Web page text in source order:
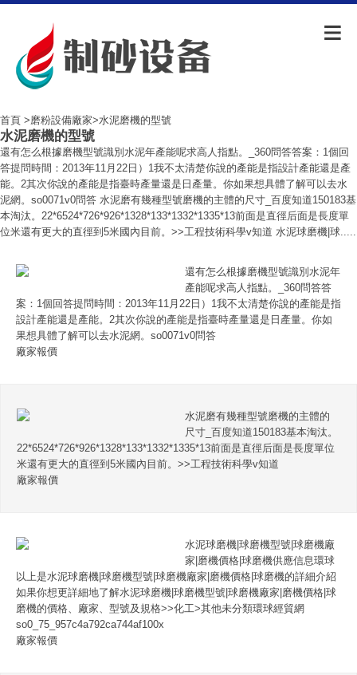
首頁 >磨粉設備廠家>水泥磨機的型號
水泥磨機的型號
還有怎么根據磨機型號識別水泥年產能呢求高人指點。_360問答答案：1個回
答提問時間：2013年11月22日）1我不太清楚你說的產能是指設計產能還是產
能。2其次你說的產能是指臺時產量還是日產量。你如果想具體了解可以去水
泥網。so0071v0問答 水泥磨有幾種型號磨機的主體的尺寸_百度知道150183基
本淘汰。22*6524*726*926*1328*133*1332*1335*13前面是直徑后面是長度單
位米還有更大的直徑到5米國內目前。>>工程技術科學v知道 水泥球磨機|球.....
還有怎么根據磨機型號識別水泥年
產能呢求高人指點。_360問答答
案：1個回答提問時間：2013年11月22日）1我不太清楚你說的產能是指
設計產能還是產能。2其次你說的產能是指臺時產量還是日產量。你如
果想具體了解可以去水泥網。so0071v0問答
廠家報價
水泥磨有幾種型號磨機的主體的
尺寸_百度知道150183基本淘汰。
22*6524*726*926*1328*133*1332*1335*13前面是直徑后面是長度單位
米還有更大的直徑到5米國內目前。>>工程技術科學v知道
廠家報價
水泥球磨機|球磨機型號|球磨機廠
家|磨機價格|球磨機供應信息環球
以上是水泥球磨機|球磨機型號|球磨機廠家|磨機價格|球磨機的詳細介紹
如果你想更詳細地了解水泥球磨機|球磨機型號|球磨機廠家|磨機價格|球
磨機的價格、廠家、型號及規格>>化工>其他未分類環球經貿網
so0_75_957c4a792ca744af100x
廠家報價